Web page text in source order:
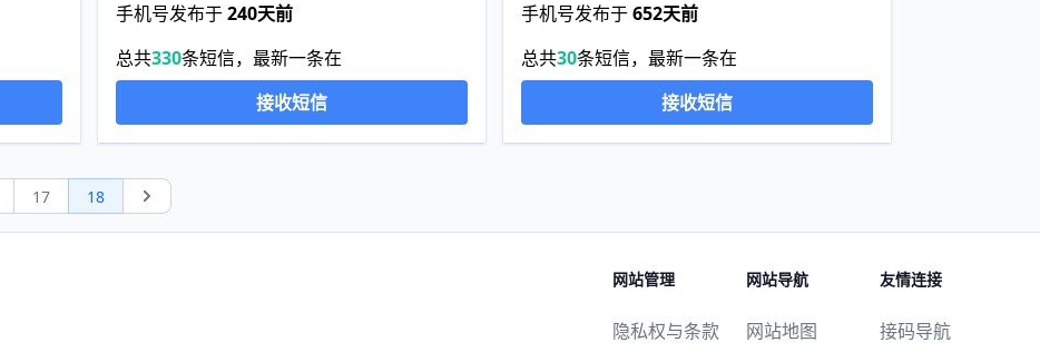
手机号发布于240天前
总共330条短信，最新一条在
接收短信
手机号发布于652天前
总共30条短信，最新一条在
接收短信
17 18 Next
网站管理
隐私权与条款
网站导航
网站地图
友情连接
接码导航